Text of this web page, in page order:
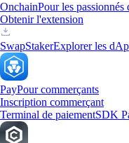
OnchainPour les passionnés
Obtenir l'extension
SwapStakerExplorer les
PayPour commerçants
Inscription commerçant
Terminal de paiementSDK